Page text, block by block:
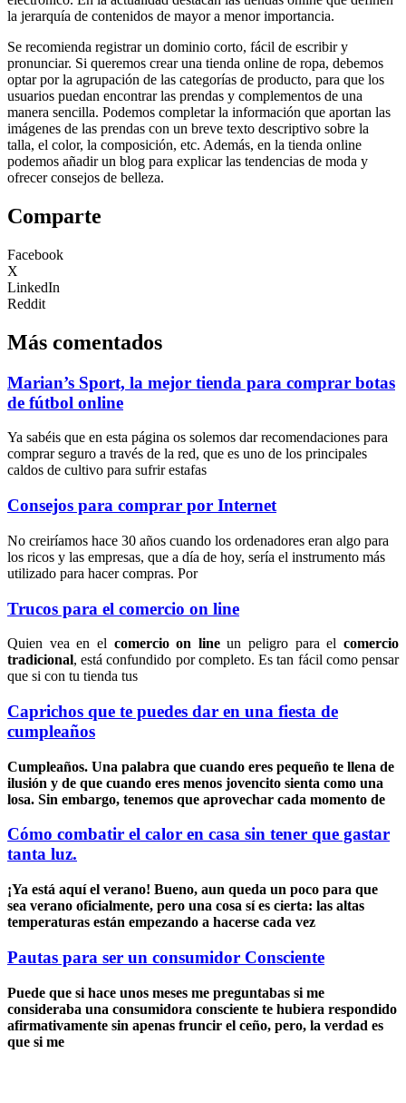
la jerarquía de contenidos de mayor a menor importancia.
Se recomienda registrar un dominio corto, fácil de escribir y
pronunciar. Si queremos crear una tienda online de ropa, debemos
optar por la agrupación de las categorías de producto, para que los
usuarios puedan encontrar las prendas y complementos de una
manera sencilla. Podemos completar la información que aportan las
imágenes de las prendas con un breve texto descriptivo sobre la
talla, el color, la composición, etc. Además, en la tienda online
podemos añadir un blog para explicar las tendencias de moda y
ofrecer consejos de belleza.
Comparte
Facebook
X
LinkedIn
Reddit
Más comentados
Marian’s Sport, la mejor tienda para comprar botas
de fútbol online
Ya sabéis que en esta página os solemos dar recomendaciones para
comprar seguro a través de la red, que es uno de los principales
caldos de cultivo para sufrir estafas
Consejos para comprar por Internet
No creiríamos hace 30 años cuando los ordenadores eran algo para
los ricos y las empresas, que a día de hoy, sería el instrumento más
utilizado para hacer compras. Por
Trucos para el comercio on line
Quien vea en el comercio on lineun peligro para elcomercio
tradicional, está confundido por completo. Es tan fácil como pensar
que si con tu tienda tus
Caprichos que te puedes dar en una fiesta de
cumpleaños
Cumpleaños. Una palabra que cuando eres pequeño te llena de
ilusión y de que cuando eres menos jovencito sienta como una
losa. Sin embargo, tenemos que aprovechar cada momento de
Cómo combatir el calor en casa sin tener que gastar
tanta luz.
¡Ya está aquí el verano! Bueno, aun queda un poco para que
sea verano oficialmente, pero una cosa sí es cierta: las altas
temperaturas están empezando a hacerse cada vez
Pautas para ser un consumidor Consciente
Puede que si hace unos meses me preguntabas si me
consideraba una consumidora consciente te hubiera respondido
afirmativamente sin apenas fruncir el ceño, pero, la verdad es
que si me